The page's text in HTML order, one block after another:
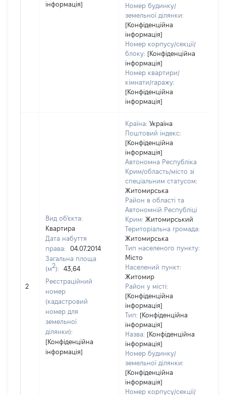
інформація]
Номер будинку/
земельної ділянки:
[Конфіденційна
інформація]
Номер корпусу/секції/
блоку: [Конфіденційна
інформація]
Номер квартири/
кімнати/гаражу:
[Конфіденційна
інформація]
2
Вид об'єкта:
Квартира
Дата набуття
права:
04.07.2014
Загальна площа
(м2):
43,64
Реєстраційний
номер
(кадастровий
номер для
земельної
ділянки):
[Конфіденційна
інформація]
Країна: Україна
Поштовий індекс:
[Конфіденційна
інформація]
Автономна Республіка
Крим/область/місто зі
спеціальним статусом:
Житомирська
Район в області та
Автономній Республіці
Крим: Житомирський
Територіальна громада:
Житомирська
Тип населеного пункту:
Місто
Населений пункт:
Житомир
Район у місті:
[Конфіденційна
інформація]
Тип: [Конфіденційна
інформація]
Назва: [Конфіденційна
інформація]
Номер будинку/
земельної ділянки:
[Конфіденційна
інформація]
Номер корпусу/секції/